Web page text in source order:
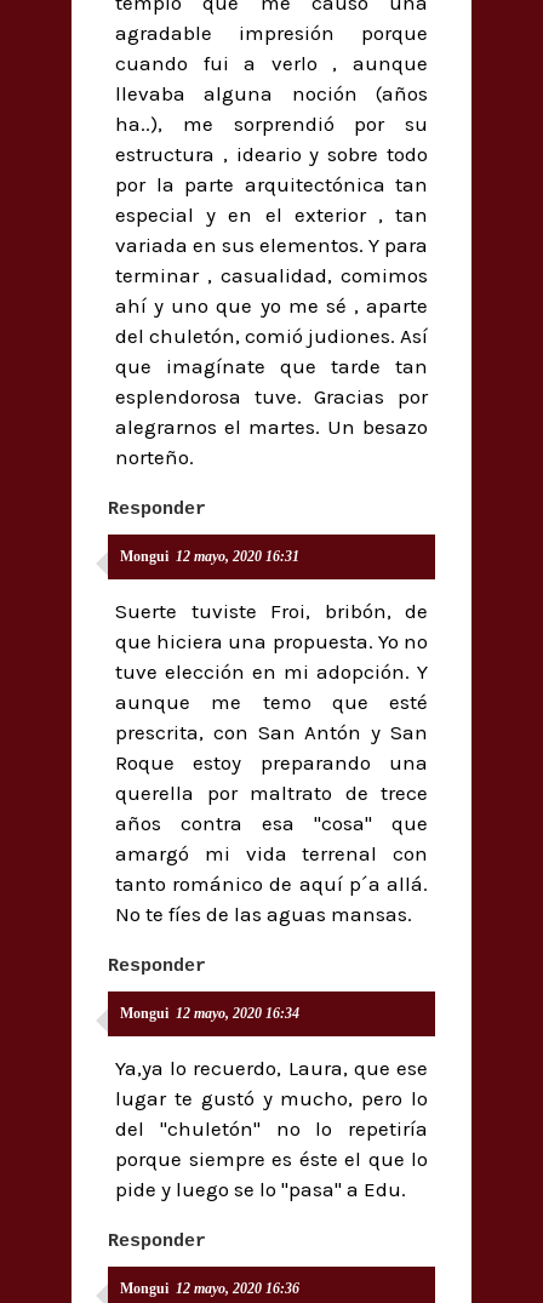
agradable impresión porque
cuando fui a verlo , aunque
llevaba alguna noción (años
ha..), me sorprendió por su
estructura , ideario y sobre todo
por la parte arquitectónica tan
especial y en el exterior , tan
variada en sus elementos. Y para
terminar , casualidad, comimos
ahí y uno que yo me sé , aparte
del chuletón, comió judiones. Así
que imagínate que tarde tan
esplendorosa tuve. Gracias por
alegrarnos el martes. Un besazo
norteño.
Responder
Mongui 12 mayo, 2020 16:31
Suerte tuviste Froi, bribón, de
que hiciera una propuesta. Yo no
tuve elección en mi adopción. Y
aunque me temo que esté
prescrita, con San Antón y San
Roque estoy preparando una
querella por maltrato de trece
años contra esa "cosa" que
amargó mi vida terrenal con
tanto románico de aquí p´a allá.
No te fíes de las aguas mansas.
Responder
Mongui 12 mayo, 2020 16:34
Ya,ya lo recuerdo, Laura, que ese
lugar te gustó y mucho, pero lo
del "chuletón" no lo repetiría
porque siempre es éste el que lo
pide y luego se lo "pasa" a Edu.
Responder
Mongui 12 mayo, 2020 16:36